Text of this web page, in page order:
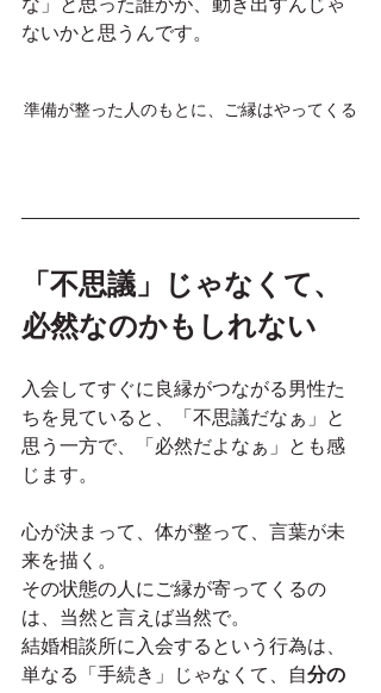
ないかと思うんです。
準備が整った人のもとに、ご縁はやってくる
「不思議」じゃなくて、
必然なのかもしれない
入会してすぐに良縁がつながる男性た
ちを見ていると、「不思議だなぁ」と
思う一方で、「必然だよなぁ」とも感
じます。
心が決まって、体が整って、言葉が未
来を描く。
その状態の人にご縁が寄ってくるの
は、当然と言えば当然で。
結婚相談所に入会するという行為は、
単なる「手続き」じゃなくて、自分の